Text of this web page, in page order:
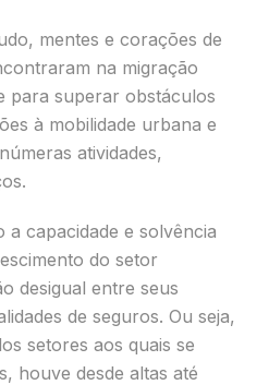
mentes e corações de
na migração
para superar obstáculos
à mobilidade urbana e
atividades,
capacidade e solvência
do setor
desigual entre seus
de seguros. Ou seja,
setores aos quais se
houve desde altas até